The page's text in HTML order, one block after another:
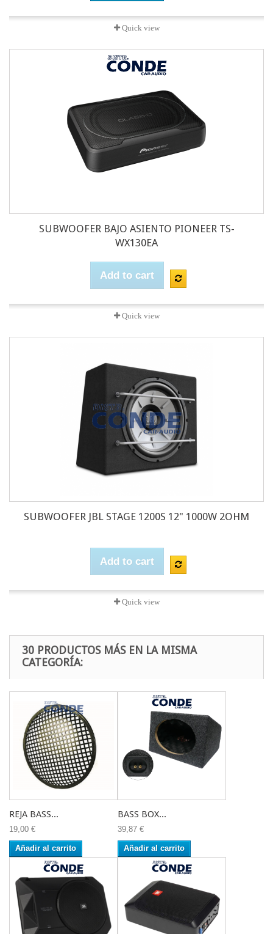
Quick view
SUBWOOFER BAJO ASIENTO PIONEER TS-
WX130EA
Add to cart
Quick view
SUBWOOFER JBL STAGE 1200S 12" 1000W 2OHM
Add to cart
Quick view
30 PRODUCTOS MÁS EN LA MISMA
CATEGORÍA:
REJA BASS...
19,00 €
Añadir al carrito
BASS BOX...
39,87 €
Añadir al carrito